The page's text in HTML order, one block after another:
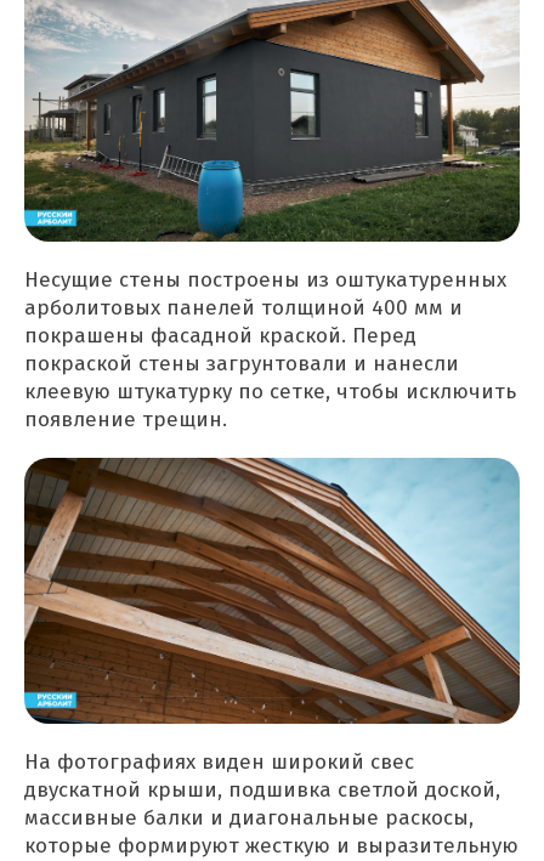
Несущие стены построены из оштукатуренных
арболитовых панелей толщиной 400 мм и
покрашены фасадной краской. Перед
покраской стены загрунтовали и нанесли
клеевую штукатурку по сетке, чтобы исключить
появление трещин.
На фотографиях виден широкий свес
двускатной крыши, подшивка светлой доской,
массивные балки и диагональные раскосы,
которые формируют жесткую и выразительную